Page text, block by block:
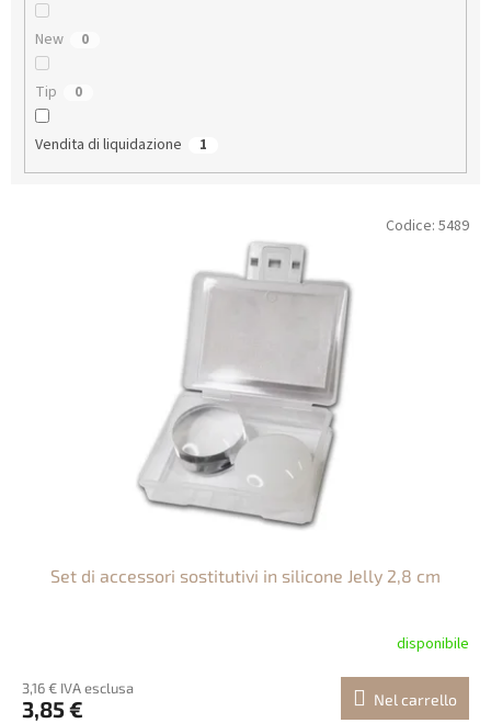
New 0
Tip 0
Vendita di liquidazione 1
Set di accessori sostitutivi in silicone Jelly 2,8 cm
disponibile
3,16 € IVA esclusa
3,85 € Nel carrello
Codice: 5489